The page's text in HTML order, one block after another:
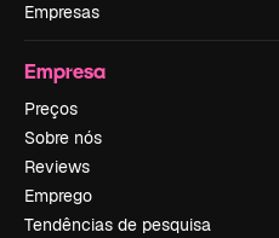
Empresas
Empresa
Preços
Sobre nós
Reviews
Emprego
Tendências de pesquisa